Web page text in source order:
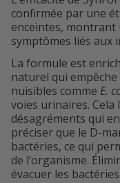
confirmée par une
enceintes,
symptômes liés aux
La formule est
naturel qui
nuisibles comme E.
voies urinaires.
désagréments qui
préciser que le D-
bactéries, ce qui
de l’organisme.
évacuer les